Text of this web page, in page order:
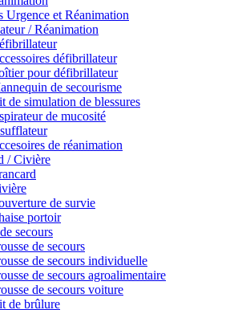
Urgence et Réanimation
/ Réanimation
défibrillateur
pour défibrillateur
de secourisme
de simulation de blessures
de mucosité
de réanimation
/ Civière
de survie
portoir
secours
de secours
de secours individuelle
de secours agroalimentaire
de secours voiture
de brûlure